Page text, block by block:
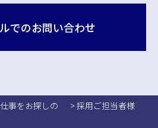
でのお問い合わせ
事をお探しの > 採用ご担当者様